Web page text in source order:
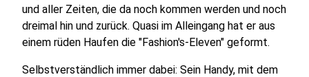
und aller Zeiten, die da noch kommen werden und noch
dreimal hin und zurück. Quasi im Alleingang hat er aus
einem rüden Haufen die "Fashion's-Eleven" geformt.
Selbstverständlich immer dabei: Sein Handy, mit dem